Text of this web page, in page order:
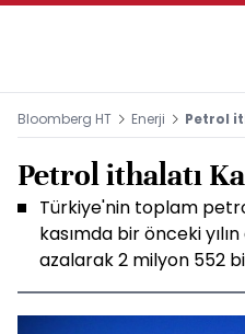
Bloomberg HT Enerji Petrol
Petrol ithalatı
Türkiye'nin toplam
kasımda bir önceki
azalarak 2 milyon 552